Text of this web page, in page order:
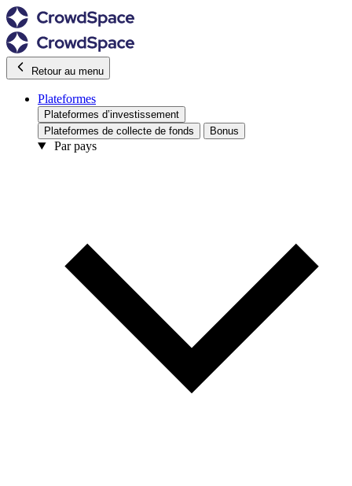
Retour au menu
Plateformes
Plateformes d’investissement
Plateformes de collecte de fonds
Bonus
Par pays